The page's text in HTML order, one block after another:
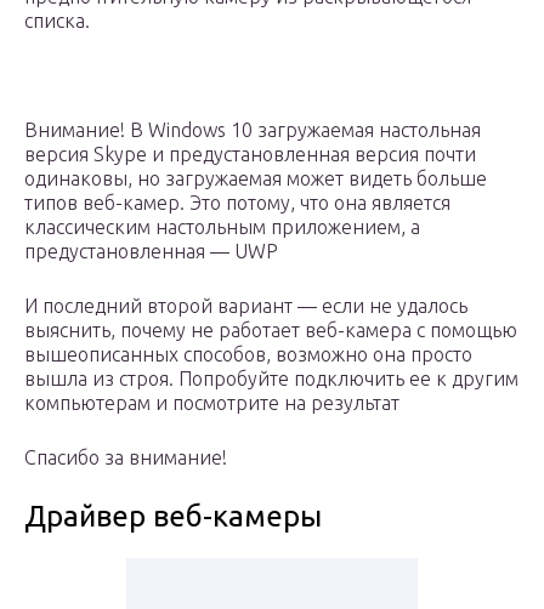
списка.
Внимание! В Windows 10 загружаемая настольная
версия Skype и предустановленная версия почти
одинаковы, но загружаемая может видеть больше
типов веб-камер. Это потому, что она является
классическим настольным приложением, а
предустановленная — UWP
И последний второй вариант — если не удалось
выяснить, почему не работает веб-камера с помощью
вышеописанных способов, возможно она просто
вышла из строя. Попробуйте подключить ее к другим
компьютерам и посмотрите на результат
Спасибо за внимание!
Драйвер веб-камеры